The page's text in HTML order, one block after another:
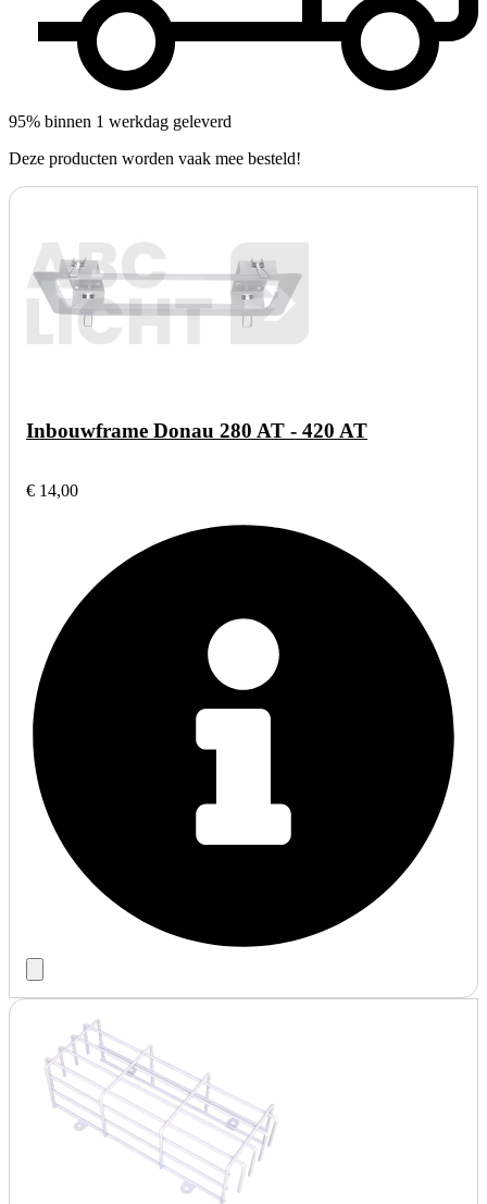
95% binnen 1 werkdag geleverd
Deze producten worden vaak mee besteld!
Inbouwframe Donau 280 AT - 420 AT
€ 14,00